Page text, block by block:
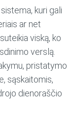
kuri gali
ar net
viską, ko
verslą.
pristatymo
sąskaitomis,
dienoraščio